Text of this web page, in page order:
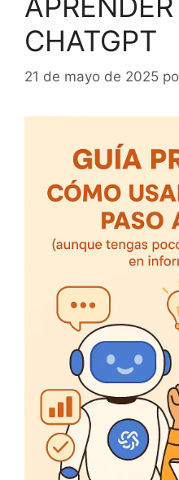
CHATGPT
21 de mayo de 2025